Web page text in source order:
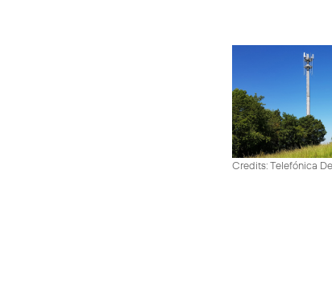
Credits: Telefónica